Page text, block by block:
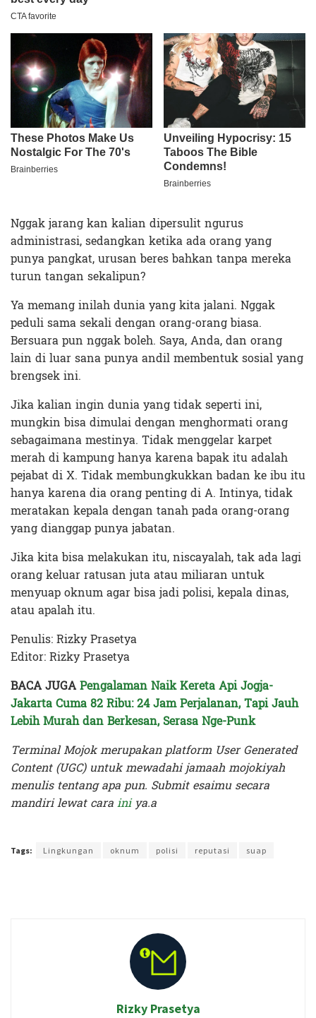
Nggak jarang kan kalian dipersulit ngurus
administrasi, sedangkan ketika ada orang yang
punya pangkat, urusan beres bahkan tanpa mereka
turun tangan sekalipun?
Ya memang inilah dunia yang kita jalani. Nggak
peduli sama sekali dengan orang-orang biasa.
Bersuara pun nggak boleh. Saya, Anda, dan orang
lain di luar sana punya andil membentuk sosial yang
brengsek ini.
Jika kalian ingin dunia yang tidak seperti ini,
mungkin bisa dimulai dengan menghormati orang
sebagaimana mestinya. Tidak menggelar karpet
merah di kampung hanya karena bapak itu adalah
pejabat di X. Tidak membungkukkan badan ke ibu itu
hanya karena dia orang penting di A. Intinya, tidak
meratakan kepala dengan tanah pada orang-orang
yang dianggap punya jabatan.
Jika kita bisa melakukan itu, niscayalah, tak ada lagi
orang keluar ratusan juta atau miliaran untuk
menyuap oknum agar bisa jadi polisi, kepala dinas,
atau apalah itu.
Penulis: Rizky Prasetya
Editor: Rizky Prasetya
BACA JUGAPengalaman Naik Kereta Api Jogja-
Jakarta Cuma 82 Ribu: 24 Jam Perjalanan, Tapi Jauh
Lebih Murah dan Berkesan, Serasa Nge-Punk
Terminal Mojok merupakan platform User Generated
Content (UGC) untuk mewadahi jamaah mojokiyah
menulis tentang apa pun. Submit esaimu secara
mandiri lewat carainiya.a
Tags: Lingkungan oknum polisi reputasi suap
Rizky Prasetya